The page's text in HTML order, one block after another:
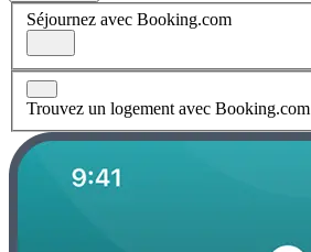
Séjournez avec Booking.com
Trouvez un logement avec Booking.com